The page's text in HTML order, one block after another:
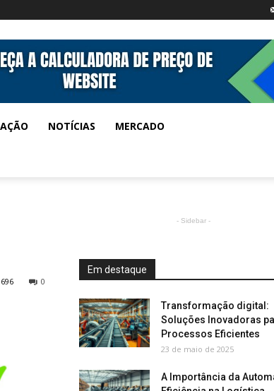
NOTÍCIAS MERCADO
0
696
- Sidebar -
Em destaque
Transformação digital:
Soluções Inovadoras
Processos Eficientes
23 de maio de 2025
A Importância da